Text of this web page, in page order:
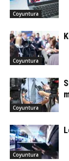
Coyuntura
Coyuntura
Coyuntura
Coyuntura